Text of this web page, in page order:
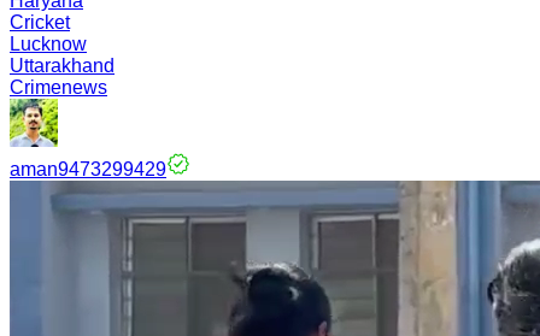
Cricket
Lucknow
Uttarakhand
Crimenews
aman9473299429